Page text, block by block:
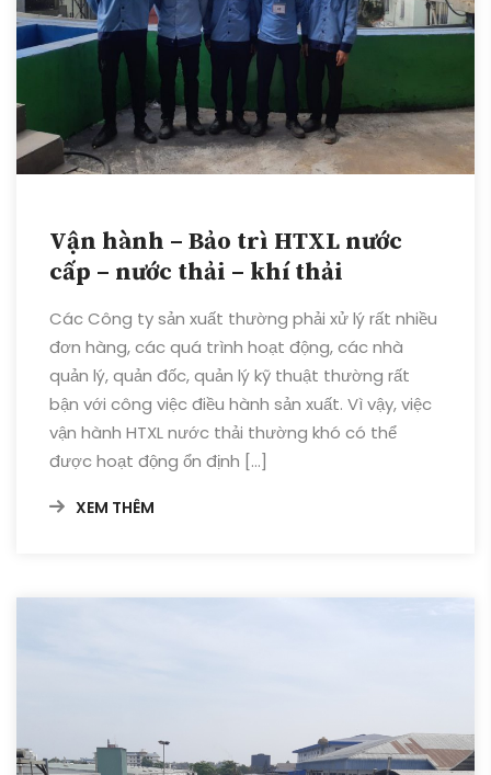
Vận hành – Bảo trì HTXL nước
cấp – nước thải – khí thải
Các Công ty sản xuất thường phải xử lý rất nhiều
đơn hàng, các quá trình hoạt động, các nhà
quản lý, quản đốc, quản lý kỹ thuật thường rất
bận với công việc điều hành sản xuất. Vì vậy, việc
vận hành HTXL nước thải thường khó có thể
được hoạt động ổn định […]
XEM THÊM